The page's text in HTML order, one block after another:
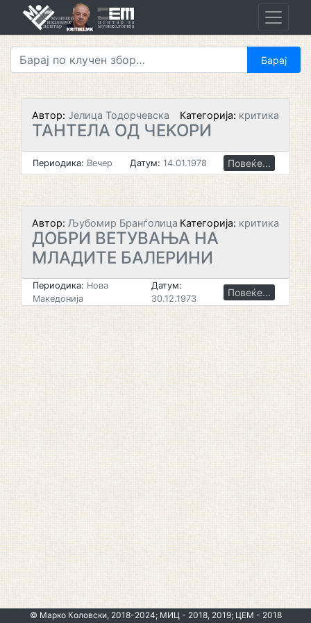
Автор: Јелица Тодорчевска Категорија: критика
ТАНТЕЛА ОД ЧЕКОРИ
Периодика: Вечер Датум: 14.01.1978 Повеќе...
Автор: Љубомир Бранѓолица Категорија: критика
ДОБРИ ВЕТУВАЊА НА
МЛАДИТЕ БАЛЕРИНИ
Периодика: Нова
Македонија
Датум:
30.12.1973
Повеќе...
© Марко Коловски, 2018-2024; МИЦ - 2018, 2019; ЦЕМ - 2018